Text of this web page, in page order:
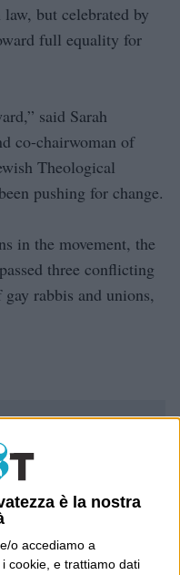
è la nostra
o accediamo a
cookie, e trattiamo dati
but celebrated by
full equality for
said Sarah
co-chairwoman of
Theological
pushing for change.
in the movement, the
three conflicting
rabbis and unions,
il fondatore e
online il Post. Forse
o forse sei